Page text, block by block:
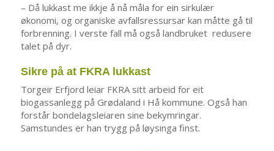
– Då lukkast me ikkje å nå måla for ein sirkulær
økonomi, og organiske avfallsressursar kan måtte gå til
forbrenning. I verste fall må også landbruket redusere
talet på dyr.
Sikre på at FKRA lukkast
Torgeir Erfjord leiar FKRA sitt arbeid for eit
biogassanlegg på Grødaland i Hå kommune. Også han
forstår bondelagsleiaren sine bekymringar.
Samstundes er han trygg på løysinga finst.